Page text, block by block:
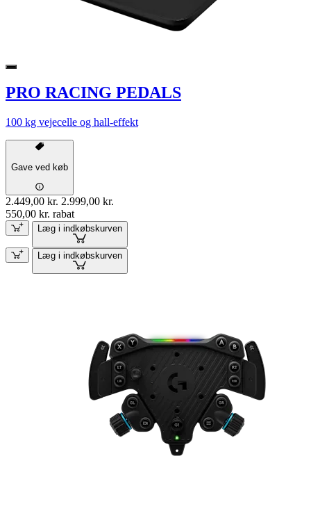
PRO RACING PEDALS
100 kg vejecelle og hall-effekt
Gave ved køb
2.449,00 kr. 2.999,00 kr.
550,00 kr. rabat
Læg i indkøbskurven
Læg i indkøbskurven